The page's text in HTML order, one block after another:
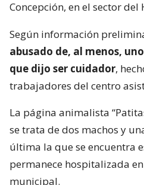
Concepción, en el sector
Según información
abusado de, al menos,
que dijo ser cuidador,
trabajadores del centro
La página animalista
se trata de dos machos y
última la que se encuentra
permanece hospitalizada
municipal.